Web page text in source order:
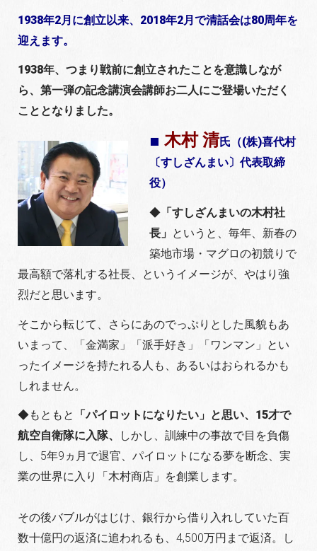
1938年2月に創立以来、2018年2月で清話会は80周年を
迎えます。
1938年、つまり戦前に創立されたことを意識しなが
ら、第一弾の記念講演会講師お二人にご登場いただく
こととなりました。
■ 木村 清氏（(株)喜代村
〔すしざんまい〕代表取締
役）
◆ 「すしざんまいの木村社
長」 というと、毎年、新春の
築地市場・マグロの初競りで
最高額で落札する社長、というイメージが、やはり強
烈だと思います。
そこから転じて、さらにあのでっぷりとした風貌もあ
いまって、「金満家」「派手好き」「ワンマン」とい
ったイメージを持たれる人も、あるいはおられるかも
しれません。
◆もともと
「パイロットになりたい」と思い、15才で
航空自衛隊に入隊、
しかし、訓練中の事故で目を負傷
し、5年9ヵ月で退官、パイロットになる夢を断念、実
業の世界に入り「木村商店」を創業します。
その後バブルがはじけ、銀行から借り入れしていた百
数十億円の返済に追われるも、4,500万円まで返済。し